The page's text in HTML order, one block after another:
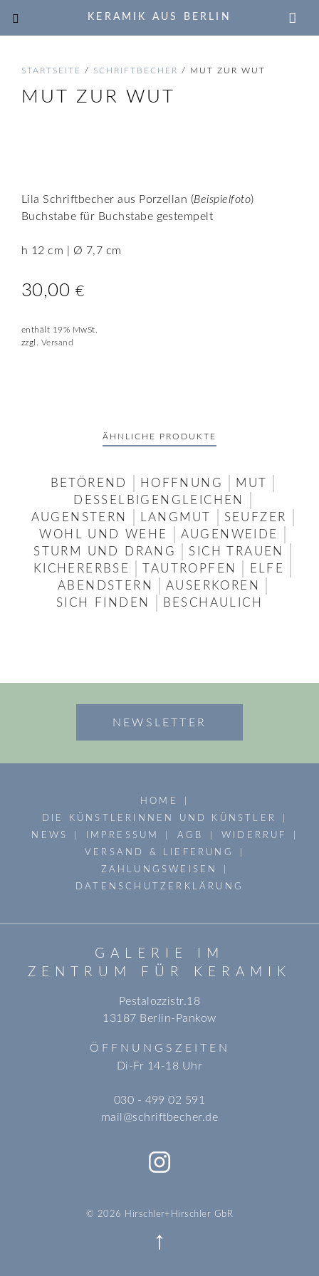
KERAMIK AUS BERLIN
STARTSEITE / SCHRIFTBECHER / MUT ZUR WUT
🔍
MUT ZUR WUT
Lila Schriftbecher aus Porzellan (Beispielfoto)
Buchstabe für Buchstabe gestempelt
h 12 cm | Ø 7,7 cm
30,00 €
enthält 19% MwSt.
zzgl. Versand
ÄHNLICHE PRODUKTE
BETÖREND HOFFNUNG
MUT
DESSELBIGENGLEICHEN
AUGENSTERN
LANGMUT
SEUFZER
WOHL UND WEHE
AUGENWEIDE
STURM UND DRANG
SICH TRAUEN
KICHERERBSE
TAUTROPFEN
ELFE
ABENDSTERN
AUSERKOREN
SICH FINDEN
BESCHAULICH
NEWSLETTER
HOME
DIE KÜNSTLERINNEN UND KÜNSTLER
NEWS
IMPRESSUM AGB
WIDERRUF
VERSAND & LIEFERUNG
ZAHLUNGSWEISEN
DATENSCHUTZERKLÄRUNG
GALERIE IM
ZENTRUM FÜR KERAMIK
Pestalozzistr.18
13187 Berlin-Pankow
ÖFFNUNGSZEITEN
Di-Fr 14-18 Uhr
030 - 499 02 591
mail@schriftbecher.de
© 2026 Hirschler+Hirschler GbR